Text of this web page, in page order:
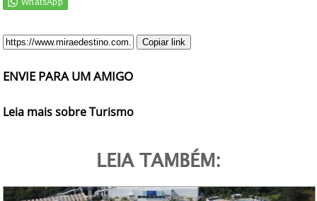
Copiar link
ENVIE PARA UM AMIGO
Leia mais sobre Turismo
LEIA TAMBÉM: